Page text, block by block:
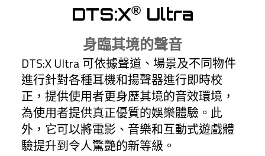
DTS:X®Ultra
身臨其境的聲音
DTS:X Ultra 可依據聲道、場景及不同物件
進行針對各種耳機和揚聲器進行即時校
正，提供使用者更身歷其境的音效環境，
為使用者提供真正優質的娛樂體驗。此
外，它可以將電影、音樂和互動式遊戲體
驗提升到令人驚艷的新等級。